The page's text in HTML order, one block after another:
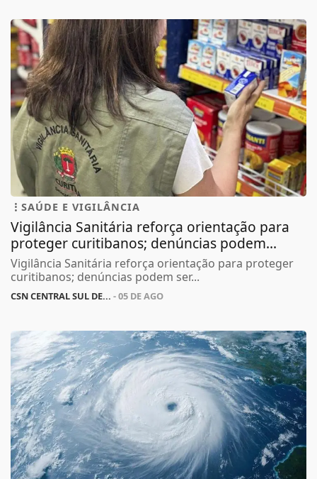
SAÚDE E VIGILÂNCIA
Vigilância Sanitária reforça orientação para
proteger curitibanos; denúncias podem...
Vigilância Sanitária reforça orientação para proteger
curitibanos; denúncias podem ser...
CSN CENTRAL SUL DE... - 05 DE AGO